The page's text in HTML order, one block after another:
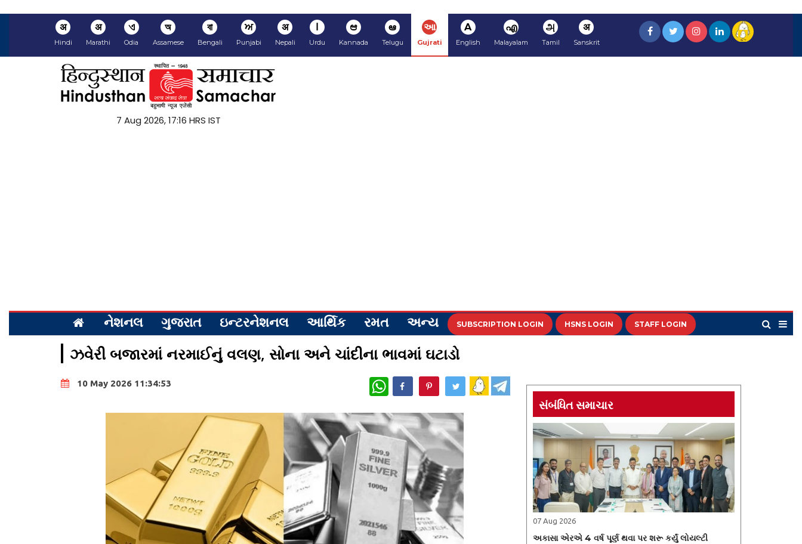
अ
Hindi
अ
Marathi
ଏ
Odia
অ
Assamese
বা
Bengali
ਅ
Punjabi
अ
Nepali
ا
Urdu
ಆ
Kannada
ఆ
Telugu
આ
Gujrati
A
English
എ
Malayalam
அ
Tamil
अ
Sanskrit
7 Aug 2026, 17:16 HRS IST
નેશનલ ગુજરાત ઇન્ટરનેશનલ આર્થિક રમત અન્ય SUBSCRIPTION LOGIN HSNS LOGIN STAFF LOGIN
ઝવેરી બજારમાં નરમાઈનું વલણ, સોના અને ચાંદીના ભાવમાં ઘટાડો
10 May 2026 11:34:53 WhatsApp
સંબંધિત સમાચાર
07 Aug 2026
અકાસા એરએ 4 વર્ષ પૂર્ણ થવા પર શરૂ કર્યું લોયલ્ટી